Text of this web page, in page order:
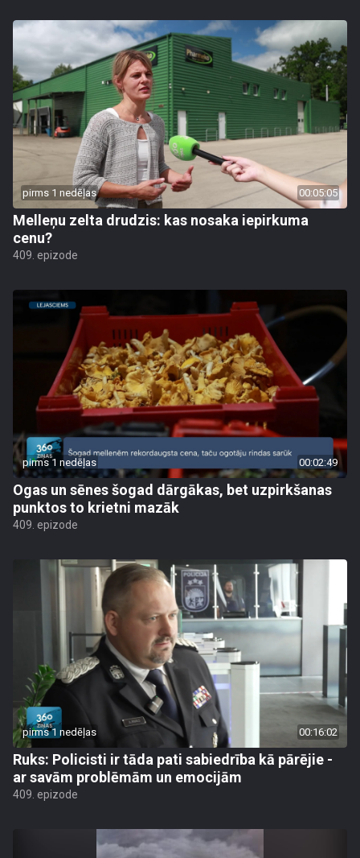
pirms 1 nedēļas 00:05:05
Melleņu zelta drudzis: kas nosaka iepirkuma
cenu?
409. epizode
pirms 1 nedēļas 00:02:49
Ogas un sēnes šogad dārgākas, bet uzpirkšanas
punktos to krietni mazāk
409. epizode
pirms 1 nedēļas 00:16:02
Ruks: Policisti ir tāda pati sabiedrība kā pārējie -
ar savām problēmām un emocijām
409. epizode